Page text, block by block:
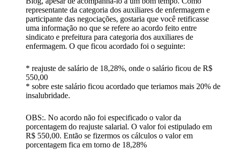
representante da categoria dos auxiliares de enfermagem e
participante das negociações, gostaria que você retificasse
uma informação no que se refere ao acordo feito entre
sindicato e prefeitura para categoria dos auxiliares de
enfermagem. O que ficou acordado foi o seguinte:
* reajuste de salário de 18,28%, onde o salário ficou de R$
550,00
* sobre este salário ficou acordado que teriamos mais 20% de
insalubridade.
OBS:. No acordo não foi especificado o valor da
porcentagem do reajuste salarial. O valor foi estipulado em
R$ 550,00. Então se fizermos os cálculos o valor em
porcentagem fica em torno de 18,28%